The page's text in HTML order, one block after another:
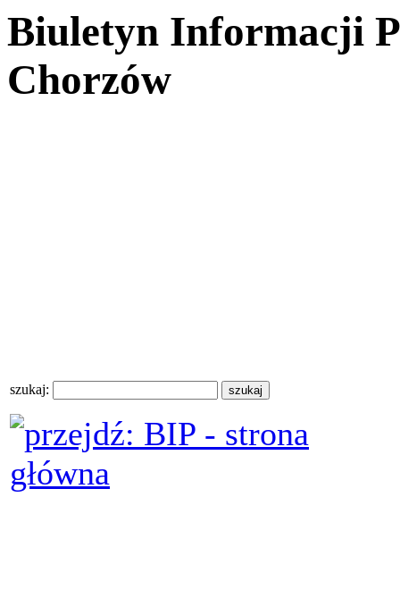
Biuletyn Informacji
Chorzów
szukaj: